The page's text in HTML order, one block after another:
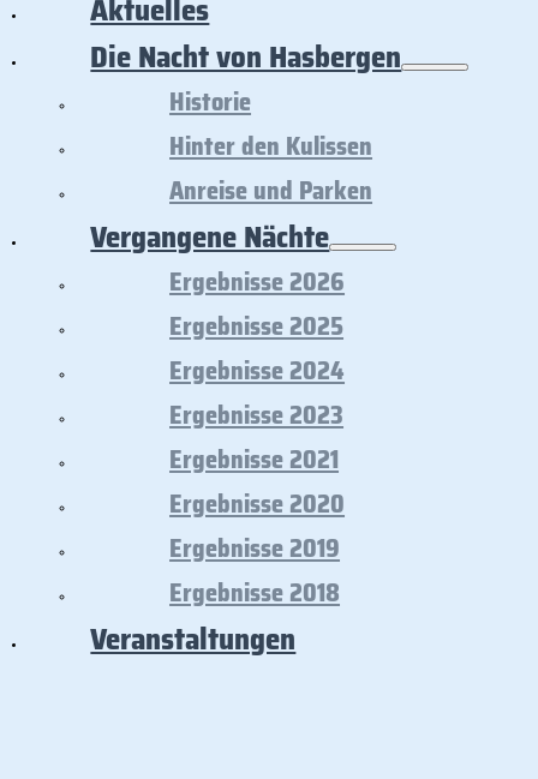
Aktuelles
Die Nacht von Hasbergen
Historie
Hinter den Kulissen
Anreise und Parken
Vergangene Nächte
Ergebnisse 2026
Ergebnisse 2025
Ergebnisse 2024
Ergebnisse 2023
Ergebnisse 2021
Ergebnisse 2020
Ergebnisse 2019
Ergebnisse 2018
Veranstaltungen